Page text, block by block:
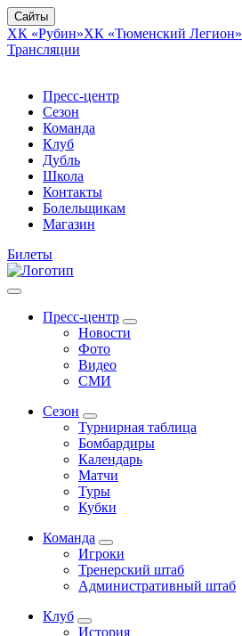
Сайты
ХК «Рубин»ХК «Тюменский Легион»
Трансляции
Пресс-центр
Сезон
Команда
Клуб
Дубль
Школа
Контакты
Болельщикам
Магазин
Билеты
Пресс-центр
Новости
Фото
Видео
СМИ
Сезон
Турнирная таблица
Бомбардиры
Календарь
Матчи
Туры
Кубки
Команда
Игроки
Тренерский штаб
Административный штаб
Клуб
История